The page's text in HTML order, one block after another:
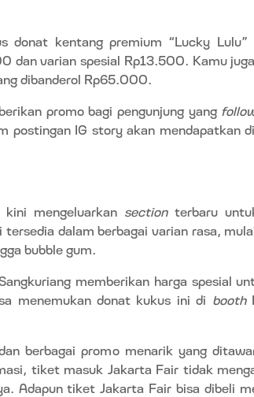
donat kentang premium “Lucky Lulu”
dan varian spesial Rp13.500. Kamu
dibanderol Rp65.000.
promo bagi pengunjung yang
postingan IG story akan mendapatkan
mengeluarkan sectionterbaru
dalam berbagai varian rasa,
bubble gum.
memberikan harga spesial
menemukan donat kukus ini di booth
berbagai promo menarik yang
tiket masuk Jakarta Fair tidak
Adapun tiket Jakarta Fair bisa dibeli